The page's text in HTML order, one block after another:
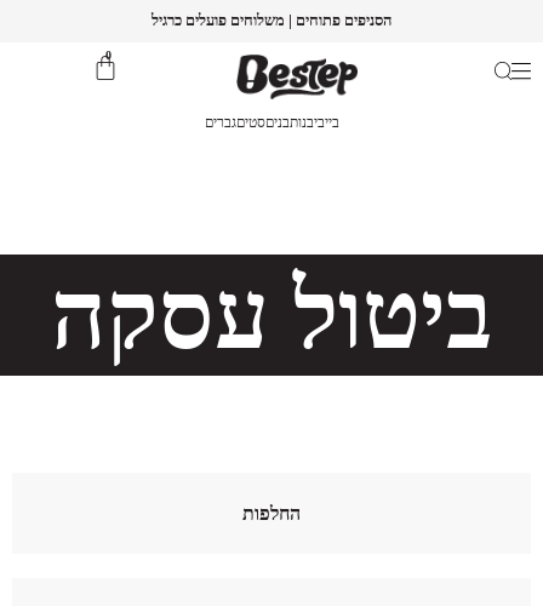
הסניפים פתוחים | משלוחים פועלים כרגיל
0
בייביבנותבניםסטיםגברים
ביטול עסקה
החלפות